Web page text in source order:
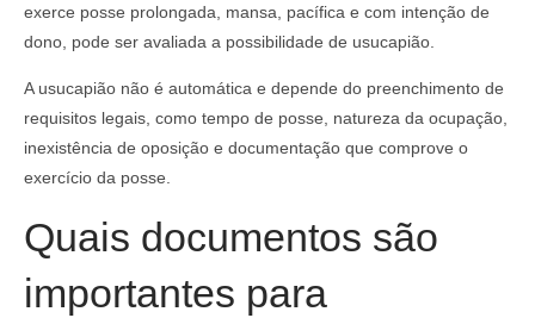
exerce posse prolongada, mansa, pacífica e com intenção de
dono, pode ser avaliada a possibilidade de usucapião.
A usucapião não é automática e depende do preenchimento de
requisitos legais, como tempo de posse, natureza da ocupação,
inexistência de oposição e documentação que comprove o
exercício da posse.
Quais documentos são
importantes para